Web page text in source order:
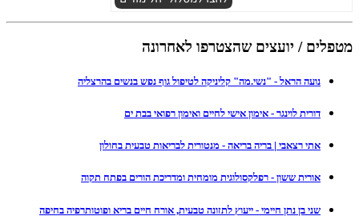
מטפלים / יועצים שהצטרפו לאחרונה
נועה הראל - "נשי.מה" קליניקה לטיפול גוף נפש בנשים בהרצליה
דורית לוינגר - אימון אישי לחיים ואימון רפואי בבת ים
אתי רצאבי | בריה בריאה - מנטורית לבריאות טבעית בחולון
אורית ששון - רפלקסולוגית מומחית ומדריכת הורים בפתח תקוה
שני בן נתן חיימי - ייעוץ לתזונה טבעית, אורח חיים בריא ופוטותרפיה בחיפה